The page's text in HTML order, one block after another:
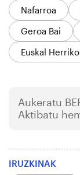
Nafarroa
Geroa Bai
Euskal
Aukeratu
Aktibatu
IRUZKINAK